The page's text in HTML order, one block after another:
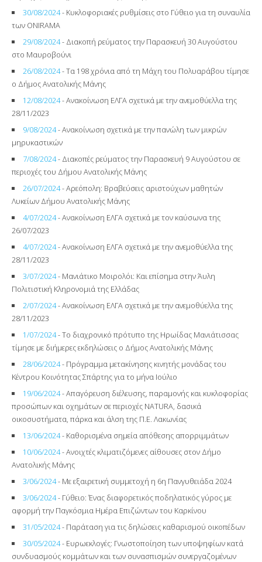
30/08/2024- Κυκλοφοριακές ρυθμίσεις στο Γύθειο για τη συναυλία
των ONIRAMA
29/08/2024- Διακοπή ρεύματος την Παρασκευή 30 Αυγούστου
στο Μαυροβούνι
26/08/2024- Τα 198 χρόνια από τη Μάχη του Πολυαράβου τίμησε
ο Δήμος Ανατολικής Μάνης
12/08/2024- Ανακοίνωση ΕΛΓΑ σχετικά με την ανεμοθύελλα της
28/11/2023
9/08/2024- Ανακοίνωση σχετικά με την πανώλη των μικρών
μηρυκαστικών
7/08/2024- Διακοπές ρεύματος την Παρασκευή 9 Αυγούστου σε
περιοχές του Δήμου Ανατολικής Μάνης
26/07/2024- Αρεόπολη: Βραβεύσεις αριστούχων μαθητών
Λυκείων Δήμου Ανατολικής Μάνης
4/07/2024- Ανακοίνωση ΕΛΓΑ σχετικά με τον καύσωνα της
26/07/2023
4/07/2024- Ανακοίνωση ΕΛΓΑ σχετικά με την ανεμοθύελλα της
28/11/2023
3/07/2024- Μανιάτικο Μοιρολόι: Και επίσημα στην Άυλη
Πολιτιστική Κληρονομιά της Ελλάδας
2/07/2024- Ανακοίνωση ΕΛΓΑ σχετικά με την ανεμοθύελλα της
28/11/2023
1/07/2024- Το διαχρονικό πρότυπο της Ηρωίδας Μανιάτισσας
τίμησε με διήμερες εκδηλώσεις ο Δήμος Ανατολικής Μάνης
28/06/2024- Πρόγραμμα μετακίνησης κινητής μονάδας του
Κέντρου Κοινότητας Σπάρτης για το μήνα Ιούλιο
19/06/2024- Απαγόρευση διέλευσης, παραμονής και κυκλοφορίας
προσώπων και οχημάτων σε περιοχές NATURA, δασικά
οικοσυστήματα, πάρκα και άλση της Π.Ε. Λακωνίας
13/06/2024- Kαθορισμένα σημεία απόθεσης απορριμμάτων
10/06/2024- Ανοιχτές κλιματιζόμενες αίθουσες στον Δήμο
Ανατολικής Μάνης
3/06/2024- Με εξαιρετική συμμετοχή η 6η Πανγυθειάδα 2024
3/06/2024- Γύθειο: Ένας διαφορετικός ποδηλατικός γύρος με
αφορμή την Παγκόσμια Ημέρα Επιζώντων του Καρκίνου
31/05/2024- Παράταση για τις δηλώσεις καθαρισμού οικοπέδων
30/05/2024- Ευρωεκλογές: Γνωστοποίηση των υποψηφίων κατά
συνδυασμούς κομμάτων και των συνασπισμών συνεργαζομένων